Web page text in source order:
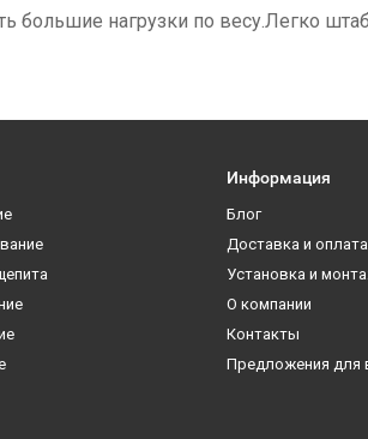
большие нагрузки по весу.Легко
Информация
Блог
Доставка и оплата
Установка и
О компании
Контакты
Предложения для